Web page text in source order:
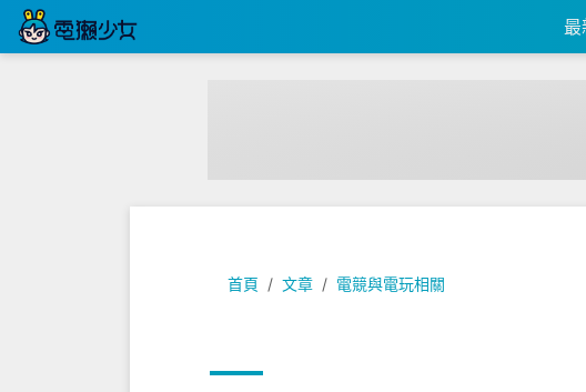
最
首頁 文章 電競與電玩相關
出門｜紅點設計大獎電競螢幕『 AGON III系列 』